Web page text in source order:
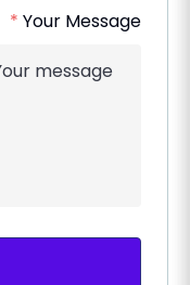
Your Message
*